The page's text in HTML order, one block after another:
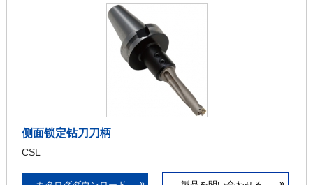
侧面锁定钻刀刀柄
CSL